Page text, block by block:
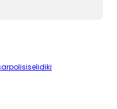
polisiselidiki